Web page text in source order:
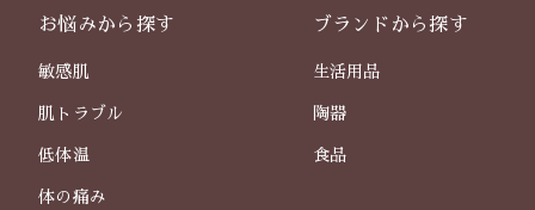
お悩みから探す
敏感肌
肌トラブル
低体温
体の痛み
ブランドから探す
生活用品
陶器
食品